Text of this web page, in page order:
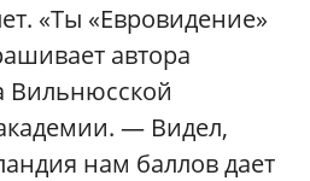
«Ты «Евровидение»
автора
Вильнюсской
— Видел,
нам баллов дает